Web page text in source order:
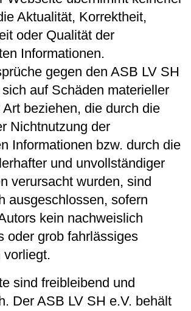
Aktualität, Korrektheit,
oder Qualität der
Informationen.
gegen den ASB LV SH
auf Schäden materieller
beziehen, die durch die
Nichtnutzung der
Informationen bzw. durch die
und unvollständiger
verursacht wurden, sind
ausgeschlossen, sofern
kein nachweislich
oder grob fahrlässiges
vorliegt.
sind freibleibend und
Der ASB LV SH e.V. behält